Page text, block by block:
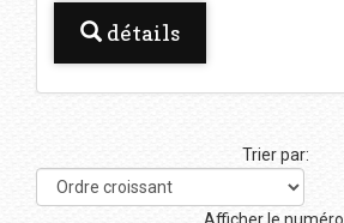
détails
Trier par:
Afficher le